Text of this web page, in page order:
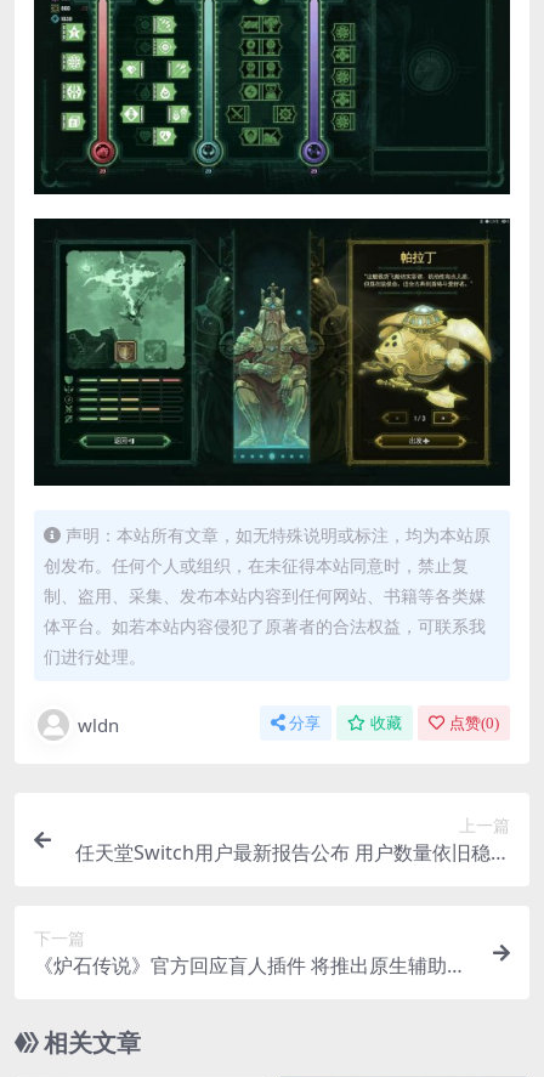
声明：本站所有文章，如无特殊说明或标注，均为本站原
创发布。任何个人或组织，在未征得本站同意时，禁止复
制、盗用、采集、发布本站内容到任何网站、书籍等各类媒
体平台。如若本站内容侵犯了原著者的合法权益，可联系我
们进行处理。
wldn 分享 收藏 点赞(0)
上一篇
任天堂Switch用户最新报告公布 用户数量依旧稳步
下一篇
《炉石传说》官方回应盲人插件 将推出原生辅助功
相关文章